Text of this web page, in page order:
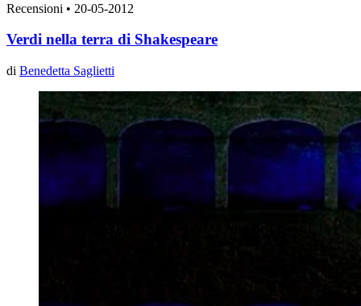
Recensioni • 20-05-2012
Verdi nella terra di Shakespeare
di Benedetta Saglietti